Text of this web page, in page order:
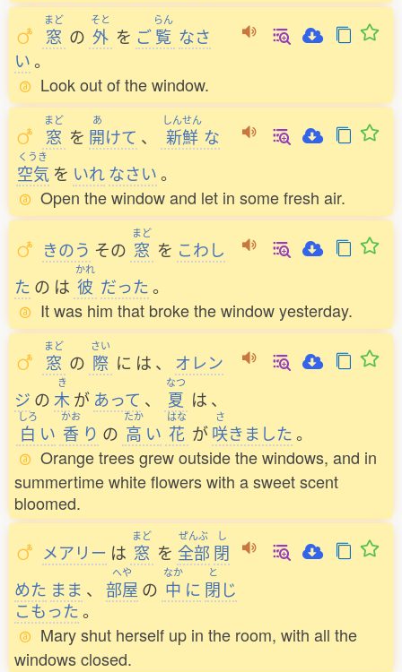
まど
窓 の
そと
外 を ご
らん
覧 なさ
い。
Look out of the window.
まど
窓 を
あ
開けて 、
しんせん
新鮮 な
くうき
空気 を いれなさい。
Open the window and let in some fresh air.
きのう その
まど
窓 を こわし
た の は
かれ
彼 だった。
It was him that broke the window yesterday.
まど
窓 の
さい
際 に は 、
オレン
ジ の
き
木が あって 、
なつ
夏 は 、
しろ
白 い
かお
香 り の
たか
高 い
はな
花 が
さ
咲きました。
Orange trees grew outside the windows, and in
summertime white flowers with a sweet scent
bloomed.
メアリー は
まど
窓 を
ぜんぶ
全部
し
閉
めた まま 、
へや
部屋 の
なか
中 に
と
閉じ
こもった。
Mary shut herself up in the room, with all the
windows closed.